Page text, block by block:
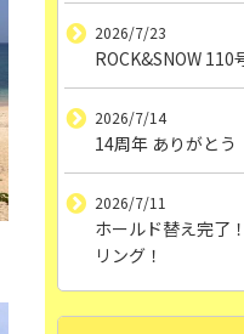
2026/7/23
ROCK&SNOW 110
2026/7/14
14周年 ありがとう
2026/7/11
ホールド替え完了
リング！